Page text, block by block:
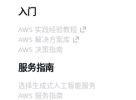
入门
AWS 实践经验教程
AWS 解决方案库
AWS 决策指南
服务指南
选择生成式人工智能服务
AWS 服务指南